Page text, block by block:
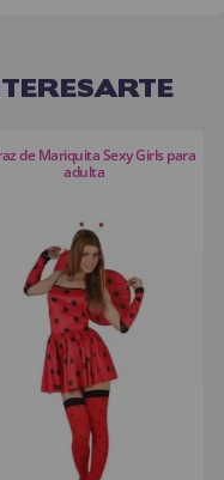
de Mariquita Sexy Girls para
adulta